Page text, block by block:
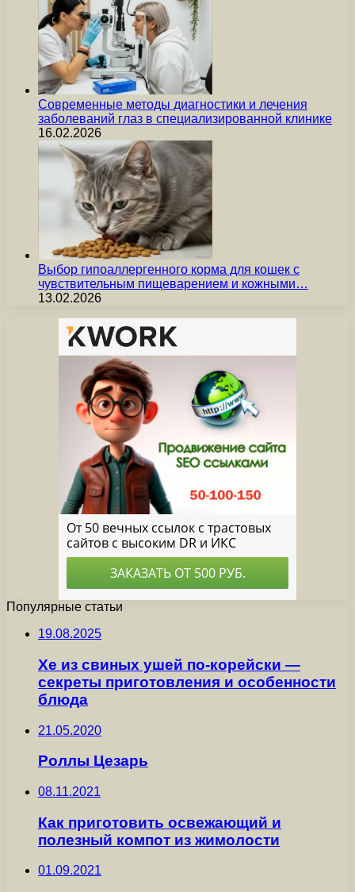
Современные методы диагностики и лечения
заболеваний глаз в специализированной клинике
16.02.2026
Выбор гипоаллергенного корма для кошек с
чувствительным пищеварением и кожными…
13.02.2026
Популярные статьи
19.08.2025
Хе из свиных ушей по-корейски —
секреты приготовления и особенности
блюда
21.05.2020
Роллы Цезарь
08.11.2021
Как приготовить освежающий и
полезный компот из жимолости
01.09.2021